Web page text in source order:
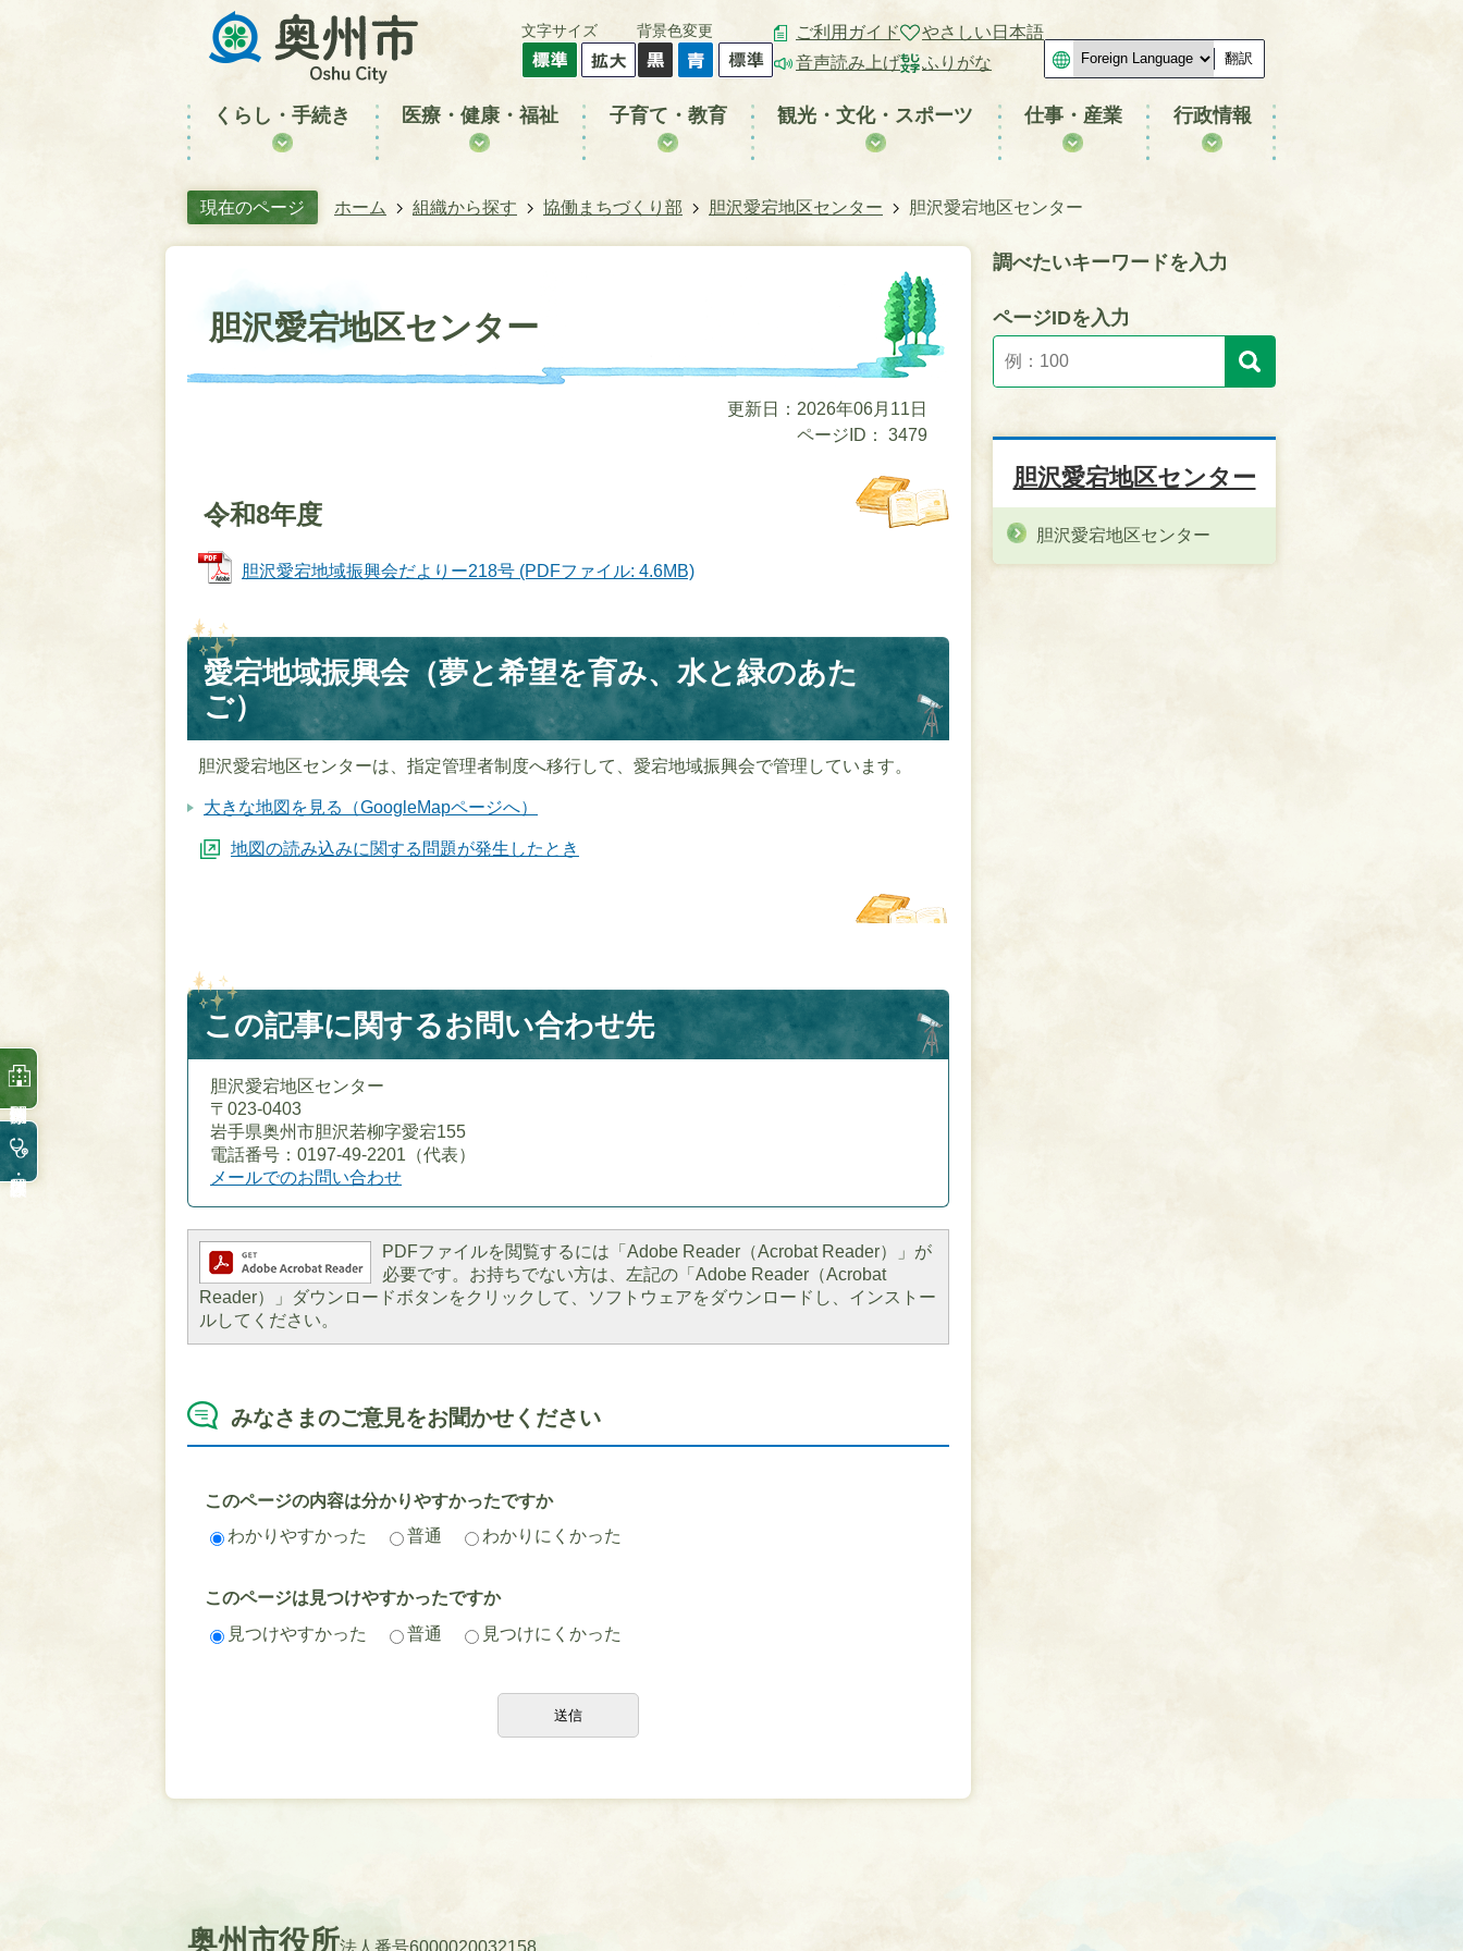
文字サイズ 背景色変更
ご利用ガイド
音声読み上げ
やさしい日本語
ふりがな
翻訳
くらし・手続き 医療・健康・福祉 子育て・教育 観光・文化・スポーツ 仕事・産業 行政情報
現在のページ ホーム 組織から探す 協働まちづくり部 胆沢愛宕地区センター 胆沢愛宕地区センター
胆沢愛宕地区センター
更新日：2026年06月11日
ページID：
3479
令和8年度
胆沢愛宕地域振興会だよりー218号 (PDFファイル: 4.6MB)
愛宕地域振興会（夢と希望を育み、水と緑のあた
ご）
胆沢愛宕地区センターは、指定管理者制度へ移行して、愛宕地域振興会で管理しています。
大きな地図を見る（GoogleMapページへ）
地図の読み込みに関する問題が発生したとき
この記事に関するお問い合わせ先
胆沢愛宕地区センター
〒023-0403
岩手県奥州市胆沢若柳字愛宕155
電話番号：0197-49-2201（代表）
メールでのお問い合わせ
PDFファイルを閲覧するには「Adobe Reader（Acrobat Reader）」が
必要です。お持ちでない方は、左記の「Adobe Reader（Acrobat
Reader）」ダウンロードボタンをクリックして、ソフトウェアをダウンロードし、インストー
ルしてください。
みなさまのご意見をお聞かせください
このページの内容は分かりやすかったですか
わかりやすかった
普通 わかりにくかった
このページは見つけやすかったですか
見つけやすかった
普通 見つけにくかった
調べたいキーワードを入力
ページIDを入力
胆沢愛宕地区センター
胆沢愛宕地区センター
奥州市役所